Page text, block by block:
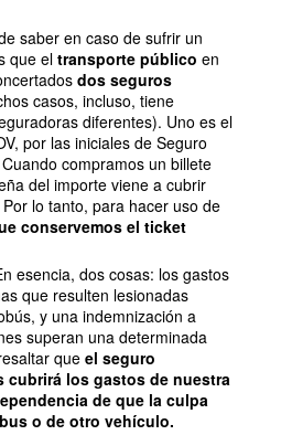
saber en caso de sufrir un
que el transporte público en
dos seguros
casos, incluso, tiene
diferentes). Uno es el
por las iniciales de Seguro
compramos un billete
del importe viene a cubrir
lo tanto, para hacer uso de
conservemos el ticket
esencia, dos cosas: los gastos
que resulten lesionadas
y una indemnización a
superan una determinada
queel seguro
cubrirá los gastos de nuestra
de que la culpa
o de otro vehículo.